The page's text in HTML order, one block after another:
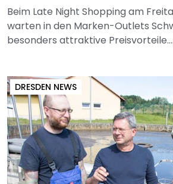
Beim Late Night Shopping am
warten in den Marken-Outlets
besonders attraktive Preisvorteile....
DRESDEN NEWS